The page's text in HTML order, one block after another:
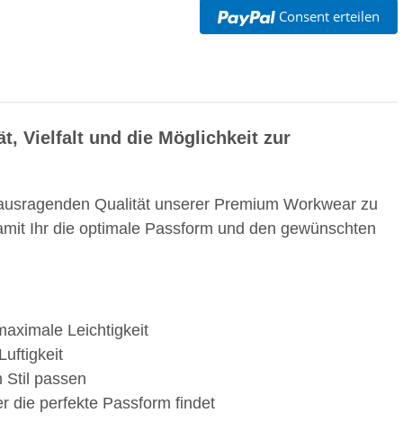
Consent erteilen
Vielfalt und die Möglichkeit zur
Qualität unserer Premium Workwear zu
Ihr die optimale Passform und den gewünschten
Leichtigkeit
Stil passen
die perfekte Passform findet
S-3XL
11,17 €*